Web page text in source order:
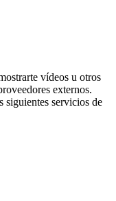
vídeos u otros
externos.
siguientes servicios de